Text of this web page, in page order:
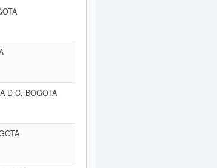
D C, BOGOTA